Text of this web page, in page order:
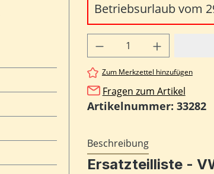
Betriebsurlaub vom
Produkt Anzahl:
Zum Merkzettel hinzufügen
Fragen zum Artikel
Artikelnummer: 33282
Beschreibung
Ersatzteilliste -